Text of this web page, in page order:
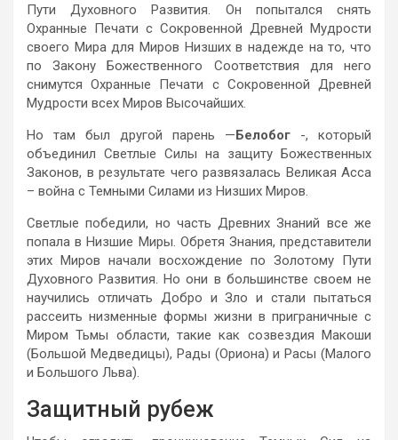
Пути Духовного Развития. Он попытался снять
Охранные Печати с Сокровенной Древней Мудрости
своего Мира для Миров Низших в надежде на то, что
по Закону Божественного Соответствия для него
снимутся Охранные Печати с Сокровенной Древней
Мудрости всех Миров Высочайших.
Но там был другой парень —Белобог -, который
объединил Светлые Силы на защиту Божественных
Законов, в результате чего развязалась Великая Асса
– война с Темными Силами из Низших Миров.
Светлые победили, но часть Древних Знаний все же
попала в Низшие Миры. Обретя Знания, представители
этих Миров начали восхождение по Золотому Пути
Духовного Развития. Но они в большинстве своем не
научились отличать Добро и Зло и стали пытаться
рассеить низменные формы жизни в приграничные с
Миром Тьмы области, такие как созвездия Макоши
(Большой Медведицы), Рады (Ориона) и Расы (Малого
и Большого Льва).
Защитный рубеж